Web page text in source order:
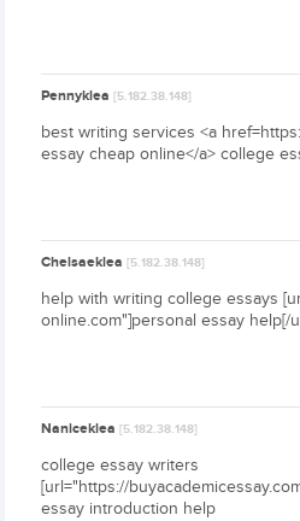
Pennyklea[5.182.38.148]
best writing services <a
essay cheap online</a> college
Chelsaeklea[5.182.38.148]
help with writing college essays
online.com"]personal essay help[/
Naniceklea[5.182.38.148]
college essay writers
[url="https://
essay introduction help